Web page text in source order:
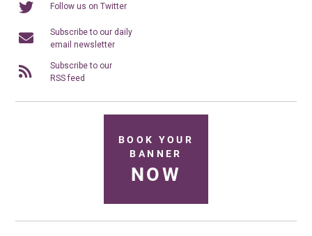
Follow us on Twitter
Subscribe to our daily
email newsletter
Subscribe to our
RSS feed
BOOK YOUR
BANNER
NOW